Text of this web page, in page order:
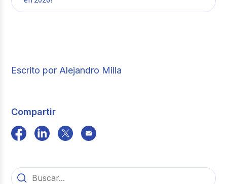
el Ministerio de Economía y Finanzas
(MEF), entidad encargada de actualizar
pueden acceder a deducciones adicionales
Escrito por Alejandro Milla
Compartir